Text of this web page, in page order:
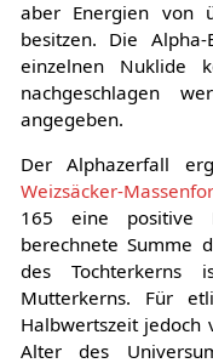
aber Energien von
besitzen. Die
einzelnen Nuklide
nachgeschlagen
angegeben.
Der Alphazerfall
Weizsäcker-
165 eine positive
berechnete Summe
des
Mutterkerns. Für
Halbwertszeit jedoch
Alter des